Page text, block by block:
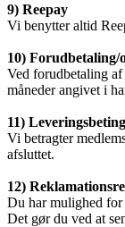
9) Reepay
Vi benytter altid
10) Forudbetaling/
Ved forudbetaling
måneder angivet i
11)
Vi betragter
afsluttet.
12)
Du har mulighed
Det gør du ved at